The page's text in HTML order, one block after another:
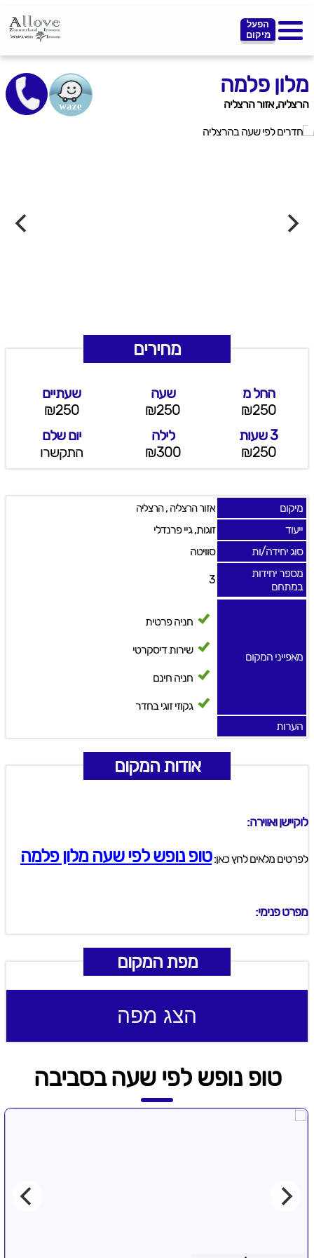
הפעל
מיקום
מלון פלמה
הרצליה, אזור הרצליה
מחירים
החל מ
₪250
שעה
₪250
שעתיים
₪250
3 שעות
₪250
לילה
₪300
יום שלם
התקשרו
מיקום אזור הרצליה,הרצליה
ייעוד
זוגות, גיי פרנדלי
סוג יחידה/ות
סוויטה
מספר יחידות
במתחם
3
מאפייני המקום
חניה פרטית
שירות דיסקרטי
חניה חינם
גקוזי זוגי בחדר
הערות
אודות המקום
לוקיישן ואווירה:
לפרטים מלאים לחץ כאן:טופ נופש לפי שעה מלון פלמה
מפרט פנימי:
מפת המקום
הצג מפה
טופ נופש לפי שעה בסביבה